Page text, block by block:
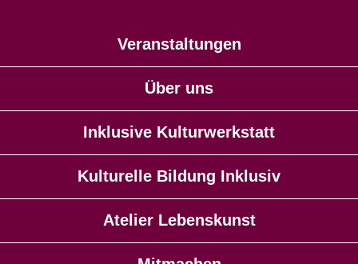
Veranstaltungen
Über uns
Inklusive Kulturwerkstatt
Kulturelle Bildung Inklusiv
Atelier Lebenskunst